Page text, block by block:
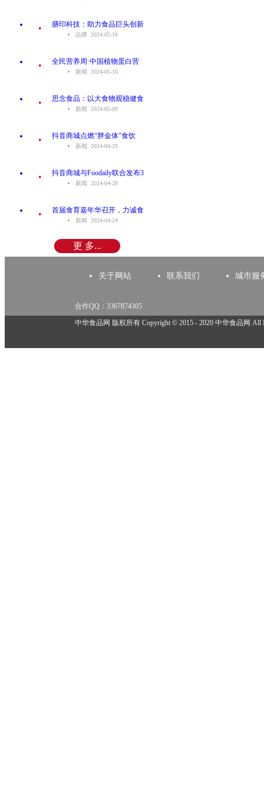
. 膳印科技：助力食品巨头创新
品牌 2024-05-16
. 全民营养周·中国植物蛋白营
新闻 2024-05-16
. 思念食品：以大食物观稳健食
新闻 2024-05-09
. 抖音商城点燃“胖金体”食饮
新闻 2024-04-29
. 抖音商城与Foodaily联合发布3
新闻 2024-04-28
. 首届食育嘉年华召开，力诚食
新闻 2024-04-24
更 多...
关于网站 联系我们 城市服
合作QQ：3367874305
举报邮箱：918825737@qq.com
中华食品网 版权所有 Copyright © 2015 - 2020 中华食品网 All